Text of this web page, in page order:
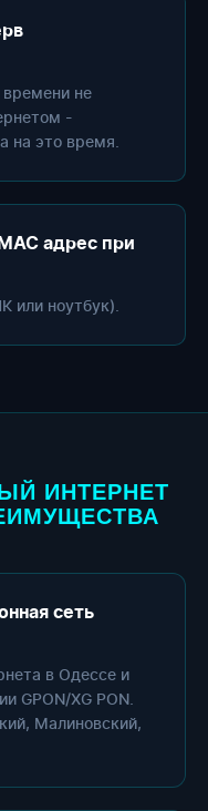
времени не
-
на это время.
адрес при
или ноутбук).
ИНТЕРНЕТ
сеть
в Одессе и
GPON/XG PON.
Малиновский,